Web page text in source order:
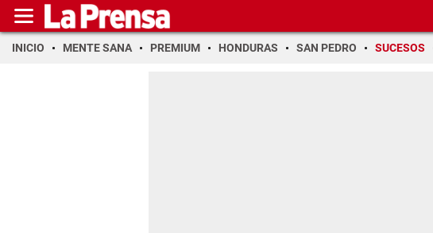
INICIO MENTE SANA PREMIUM HONDURAS SAN PEDRO SUCESOS